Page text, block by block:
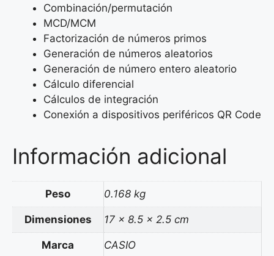
Combinación/permutación
MCD/MCM
Factorización de números primos
Generación de números aleatorios
Generación de número entero aleatorio
Cálculo diferencial
Cálculos de integración
Conexión a dispositivos periféricos QR Code
Información adicional
Peso 0.168 kg
Dimensiones 17 × 8.5 × 2.5 cm
Marca CASIO